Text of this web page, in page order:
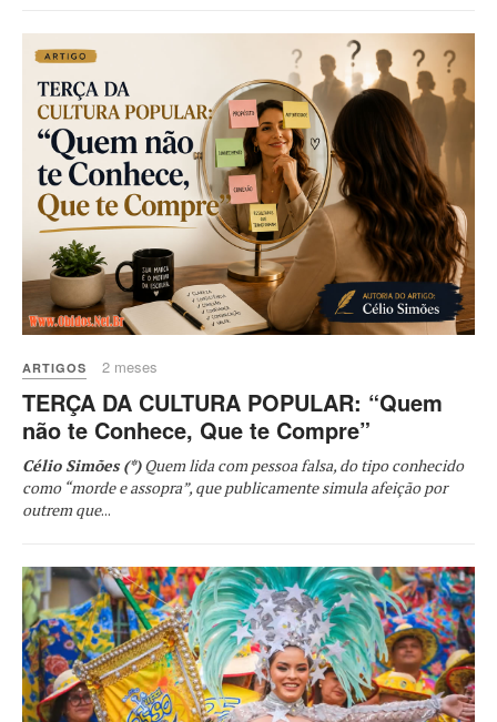
ARTIGOS 2 meses
TERÇA DA CULTURA POPULAR: “Quem
não te Conhece, Que te Compre”
Célio Simões (*) Quem lida com pessoa falsa, do tipo conhecido
como “morde e assopra”, que publicamente simula afeição por
outrem que...